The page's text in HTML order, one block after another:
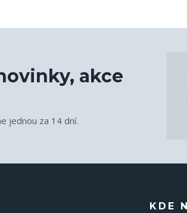
akce
jednou za 14 dní.
KDE